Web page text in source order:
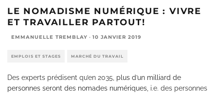
LE NOMADISME NUMÉRIQUE : VIVRE
ET TRAVAILLER PARTOUT!
EMMANUELLE TREMBLAY · 10 JANVIER 2019
EMPLOIS ET STAGES MARCHÉ DU TRAVAIL
Des experts prédisent qu’en 2035, plus d’un milliard de
personnes seront des nomades numériques, i.e. des personnes